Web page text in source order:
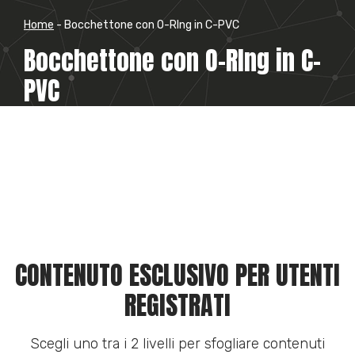
Home - Bocchettone con O-RIng in C-PVC
Bocchettone con O-RIng in C-
PVC
CONTENUTO ESCLUSIVO PER UTENTI
REGISTRATI
Scegli uno tra i 2 livelli per sfogliare contenuti